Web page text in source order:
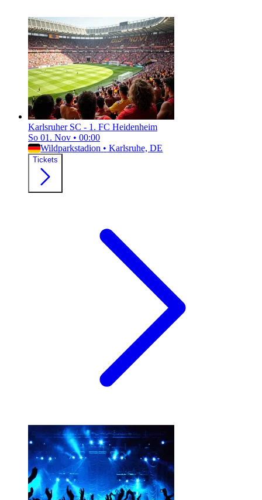
Karlsruher SC - 1. FC Heidenheim
So 01. Nov • 00:00
Wildparkstadion • Karlsruhe, DE
Tickets